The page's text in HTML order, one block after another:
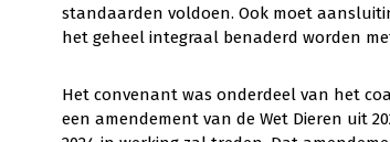
standaarden voldoen. Ook moet
het geheel integraal benaderd worden
Het convenant was onderdeel van het
een amendement van de Wet Dieren uit